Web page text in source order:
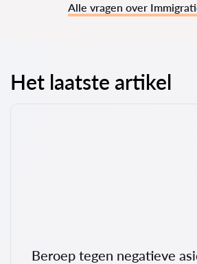
Alle vragen over
Het laatste artikel
Beroep tegen negatieve